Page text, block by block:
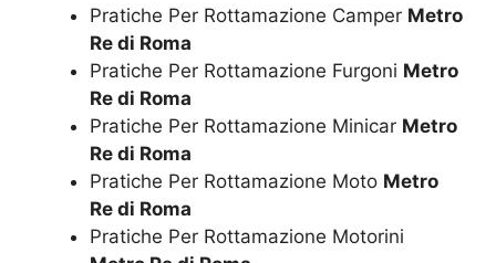
Pratiche Per Rottamazione Camper Metro
Re di Roma
Pratiche Per Rottamazione Furgoni Metro
Re di Roma
Pratiche Per Rottamazione Minicar Metro
Re di Roma
Pratiche Per Rottamazione Moto Metro
Re di Roma
Pratiche Per Rottamazione Motorini